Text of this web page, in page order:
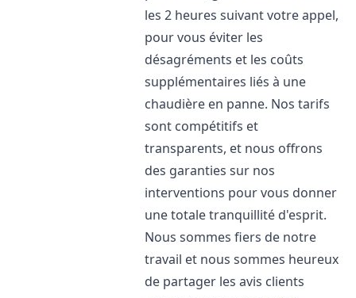
les 2 heures suivant votre appel,
pour vous éviter les
désagréments et les coûts
supplémentaires liés à une
chaudière en panne. Nos tarifs
sont compétitifs et
transparents, et nous offrons
des garanties sur nos
interventions pour vous donner
une totale tranquillité d'esprit.
Nous sommes fiers de notre
travail et nous sommes heureux
de partager les avis clients